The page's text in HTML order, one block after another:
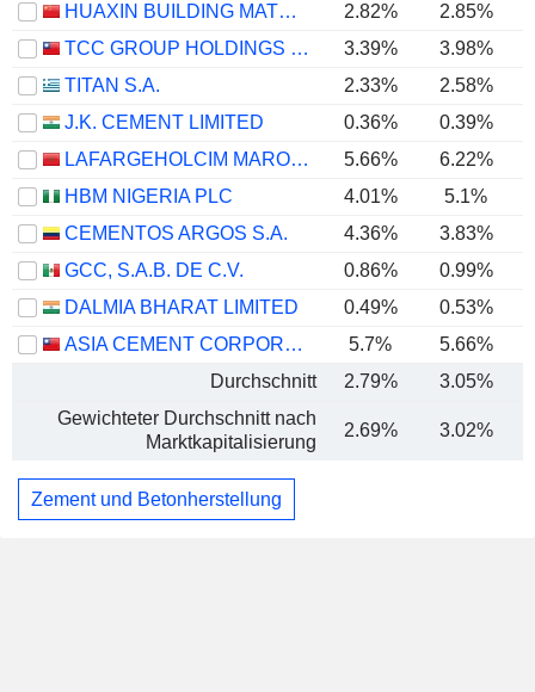
HUAXIN BUILDING MATERIALS GROUP CO., LTD.
2.82% 2.85%
TCC GROUP HOLDINGS CO., LTD.
3.39% 3.98%
TITAN S.A.
2.33% 2.58%
J.K. CEMENT LIMITED
0.36% 0.39%
LAFARGEHOLCIM MAROC S.A.
5.66% 6.22%
HBM NIGERIA PLC
4.01% 5.1%
CEMENTOS ARGOS S.A.
4.36% 3.83%
GCC, S.A.B. DE C.V.
0.86% 0.99%
DALMIA BHARAT LIMITED
0.49% 0.53%
ASIA CEMENT CORPORATION
5.7% 5.66%
Durchschnitt
2.79% 3.05%
Gewichteter Durchschnitt nach
Marktkapitalisierung
2.69% 3.02%
Zement und Betonherstellung